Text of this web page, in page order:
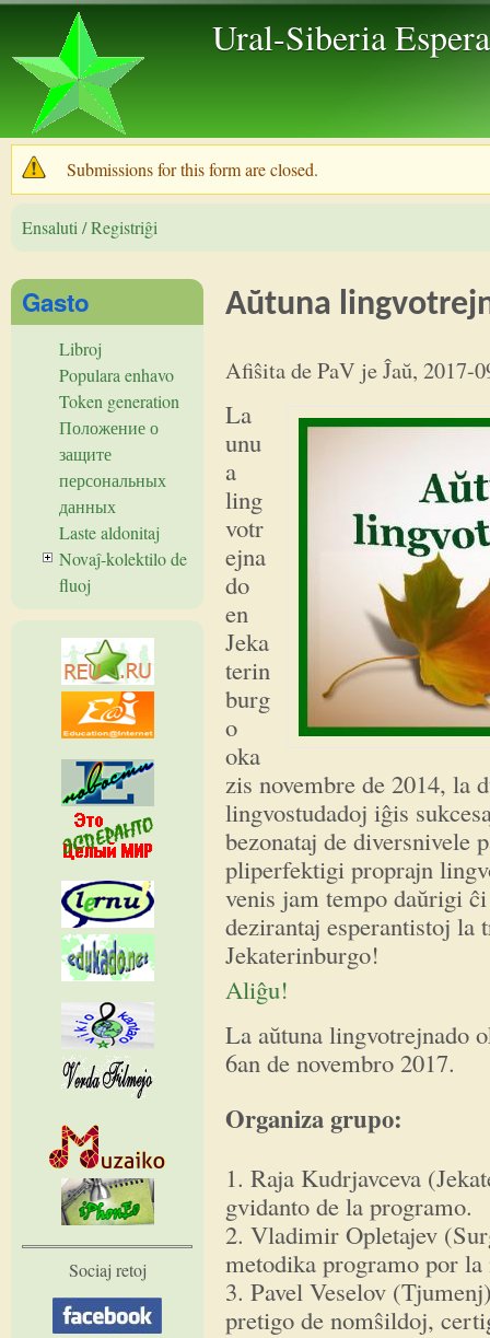
Ural-Siberia
Warning message
Submissions for this form are closed.
Ensaluti / Registriĝi
Aŭtuna
Afiŝita dePaV jeĴaŭ, 2017-
La
unu
a
ling
votr
ejna
do
en
Jeka
terin
burg
o
oka
zis novembre de 2014, la
lingvostudadoj iĝis
bezonataj de diversnivele
pliperfektigi proprajn
venis jam tempo daŭrigi
dezirantaj esperantistoj la
Jekaterinburgo!
Aliĝu!
La aŭtuna lingvotrejnado
6an de novembro 2017.
Organiza grupo:
1. Raja Kudrjavceva
gvidanto de la programo.
2. Vladimir Opletajev
metodika programo por
3. Pavel Veselov
pretigo de nomŝildoj,
Gasto
Libroj
Populara enhavo
Token generation
Положение о
защите
персональных
данных
Laste aldonitaj
Novaĵ-kolektilo de
fluoj
Sociaj retoj